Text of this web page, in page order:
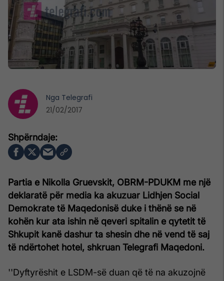
Partia e Nikolla Gruevskit, OBRM-PDUKM me një
deklaratë për media ka akuzuar Lidhjen Social
Demokrate të Maqedonisë duke i thënë se në
kohën kur ata ishin në qeveri spitalin e qytetit të
Shkupit kanë dashur ta shesin dhe në vend të saj
të ndërtohet hotel, shkruan Telegrafi Maqedoni.
''Dyftyrëshit e LSDM-së duan që të na akuzojnë
Nga Telegrafi
21/02/2017